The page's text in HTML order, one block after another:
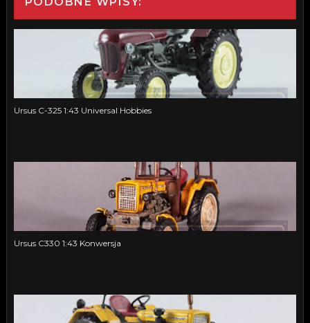
Ursus C-325 1:43 Universal Hobbies
Ursus C330 1:43 Konwersja